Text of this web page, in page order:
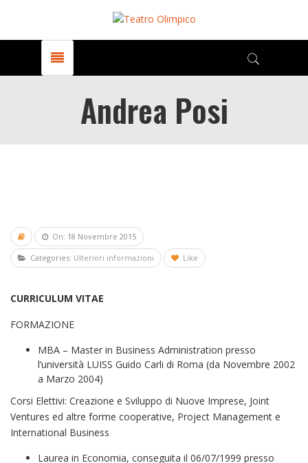
Andrea Posi
On: 18 Novembre 2015
Categories: Ulteriori informazioni Like
CURRICULUM VITAE
FORMAZIONE
MBA – Master in Business Administration presso
l’università LUISS Guido Carli di Roma (da Novembre 2002
a Marzo 2004)
Corsi Elettivi: Creazione e Sviluppo di Nuove Imprese, Joint
Ventures ed altre forme cooperative, Project Management e
International Business
Laurea in Economia, conseguita il 06/07/1999 presso